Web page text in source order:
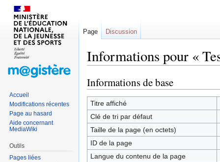
Informations pour «
Sauter
à
la
navigation
Sauter
à
la
recherche
Informations de base
Titre affiché
Clé de tri par défaut
Taille de la page (en octets)
ID de la page
Langue du contenu de la page
Page Discussion
Accueil
Modifications récentes
Page au hasard
Aide concernant
MediaWiki
Outils
Pages liées